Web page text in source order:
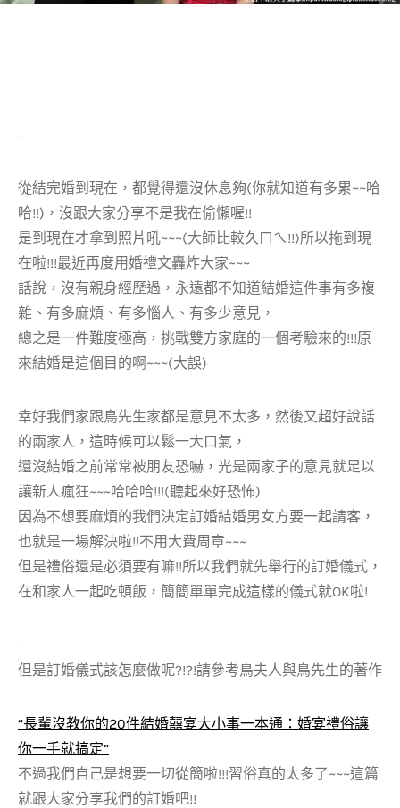
從結完婚到現在，都覺得還沒休息夠(你就知道有多累~~哈
哈!!)，沒跟大家分享不是我在偷懶喔!!
是到現在才拿到照片吼~~~(大師比較久ㄇㄟ!!)所以拖到現
在啦!!!最近再度用婚禮文轟炸大家~~~
話說，沒有親身經歷過，永遠都不知道結婚這件事有多複
雜、有多麻煩、有多惱人、有多少意見，
總之是一件難度極高，挑戰雙方家庭的一個考驗來的!!!原
來結婚是這個目的啊~~~(大誤)
幸好我們家跟鳥先生家都是意見不太多，然後又超好說話
的兩家人，這時候可以鬆一大口氣，
還沒結婚之前常常被朋友恐嚇，光是兩家子的意見就足以
讓新人瘋狂~~~哈哈哈!!!(聽起來好恐怖)
因為不想要麻煩的我們決定訂婚結婚男女方要一起請客，
也就是一場解決啦!!不用大費周章~~~
但是禮俗還是必須要有嘛!!所以我們就先舉行的訂婚儀式，
在和家人一起吃頓飯，簡簡單單完成這樣的儀式就OK啦!
但是訂婚儀式該怎麼做呢?!?!請參考鳥夫人與鳥先生的著作
“長輩沒教你的20件結婚囍宴大小事一本通：婚宴禮俗讓
你一手就搞定”
不過我們自己是想要一切從簡啦!!!習俗真的太多了~~~這篇
就跟大家分享我們的訂婚吧!!